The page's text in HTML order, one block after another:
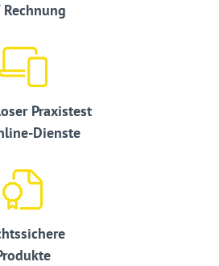
Praxistest
Dienste